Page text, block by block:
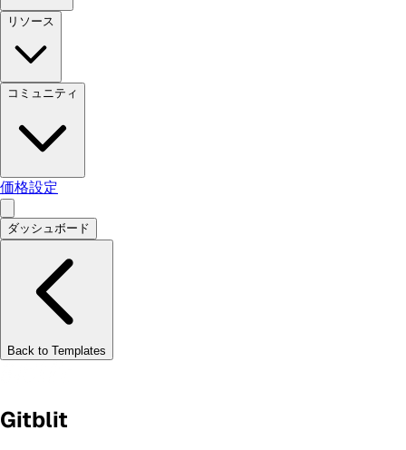
リソース
コミュニティ
価格設定
ダッシュボード
Back to Templates
Gitblit